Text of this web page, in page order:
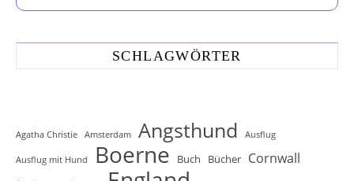
SCHLAGWÖRTER
Agatha Christie Amsterdam Angsthund Ausflug
Ausflug mit Hund Boerne Buch Bücher Cornwall